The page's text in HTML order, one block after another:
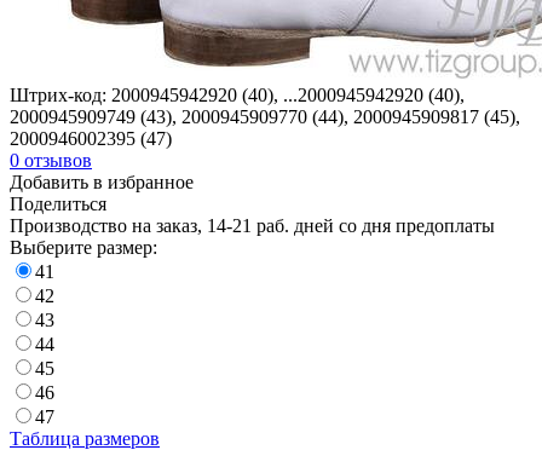
Штрих-код: 2000945942920 (40), ...2000945942920 (40),
2000945909749 (43), 2000945909770 (44), 2000945909817 (45),
2000946002395 (47)
0 отзывов
Добавить в избранное
Поделиться
Производство на заказ, 14-21 раб. дней со дня предоплаты
Выберите размер:
41
42
43
44
45
46
47
Таблица размеров